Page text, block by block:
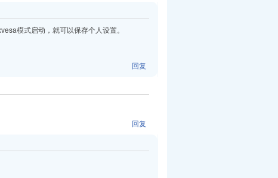
模式启动，就可以保存个人设置。
回复
回复